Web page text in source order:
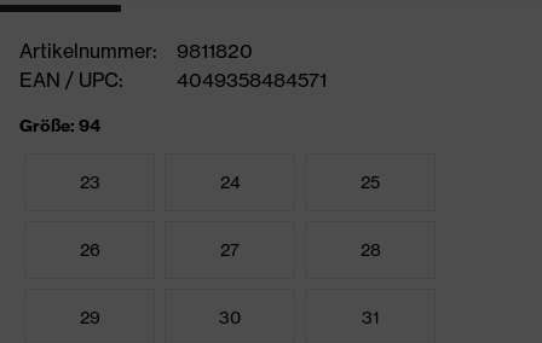
Artikelnummer:
9811820
EAN / UPC:
4049358484571
Größe: 94
23 24 25
26 27 28
29 30 31